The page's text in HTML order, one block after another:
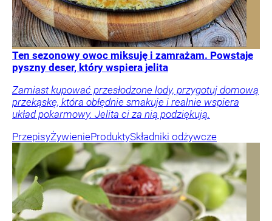
Ten sezonowy owoc miksuję i zamrażam. Powstaje
pyszny deser, który wspiera jelita
Zamiast kupować przesłodzone lody, przygotuj domową
przekąskę, która obłędnie smakuje i realnie wspiera
układ pokarmowy. Jelita ci za nią podziękują.
PrzepisyŻywienieProduktySkładniki odżywcze